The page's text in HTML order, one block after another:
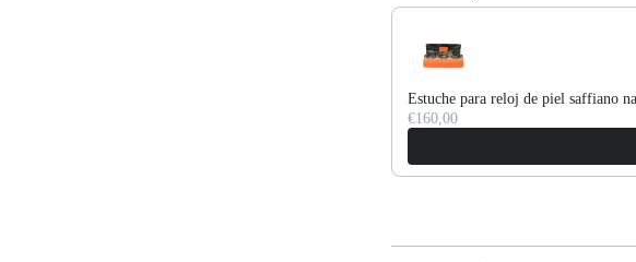
Use the Previous and Next
Estuche para reloj de piel saffiano
€160,00